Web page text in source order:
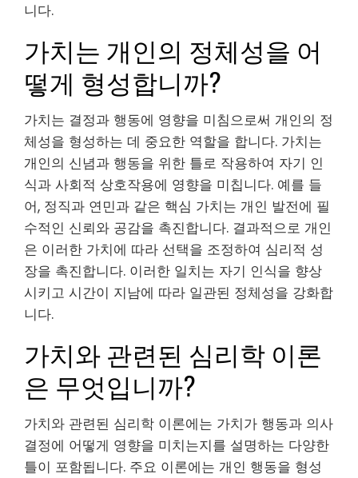
니다.
가치는 개인의 정체성을 어
떻게 형성합니까?
가치는 결정과 행동에 영향을 미침으로써 개인의 정
체성을 형성하는 데 중요한 역할을 합니다. 가치는
개인의 신념과 행동을 위한 틀로 작용하여 자기 인
식과 사회적 상호작용에 영향을 미칩니다. 예를 들
어, 정직과 연민과 같은 핵심 가치는 개인 발전에 필
수적인 신뢰와 공감을 촉진합니다. 결과적으로 개인
은 이러한 가치에 따라 선택을 조정하여 심리적 성
장을 촉진합니다. 이러한 일치는 자기 인식을 향상
시키고 시간이 지남에 따라 일관된 정체성을 강화합
니다.
가치와 관련된 심리학 이론
은 무엇입니까?
가치와 관련된 심리학 이론에는 가치가 행동과 의사
결정에 어떻게 영향을 미치는지를 설명하는 다양한
틀이 포함됩니다. 주요 이론에는 개인 행동을 형성